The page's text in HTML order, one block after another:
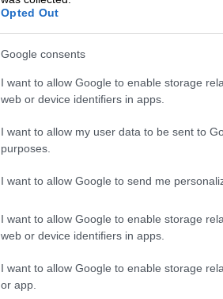
Opted Out
Google consents
I want to allow Google to enable storage
web or device identifiers in apps.
I want to allow my user data to be sent to
purposes.
I want to allow Google to send me
I want to allow Google to enable storage
web or device identifiers in apps.
I want to allow Google to enable storage
or app.